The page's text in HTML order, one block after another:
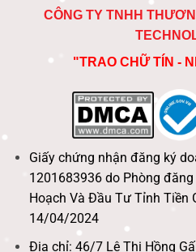
CÔNG TY TNHH
"TRAO CHỮ TÍN -
Giấy chứng nhận đăng ký
1201683936 do Phòng
Hoạch Và Đầu Tư Tỉnh Tiền
14/04/2024
Địa chỉ: 46/7 Lê Thị Hồng